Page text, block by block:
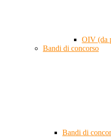
OIV (da
Bandi di concorso
Bandi di